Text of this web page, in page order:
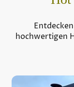
hochwertigen